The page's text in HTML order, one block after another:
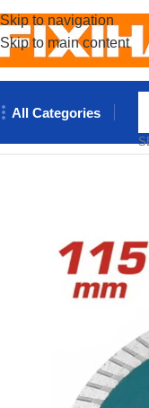
Skip to navigation
Skip to main content
All Categories
Outillages &